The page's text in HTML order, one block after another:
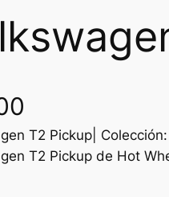
T2 Pickup|
T2 Pickup de Hot